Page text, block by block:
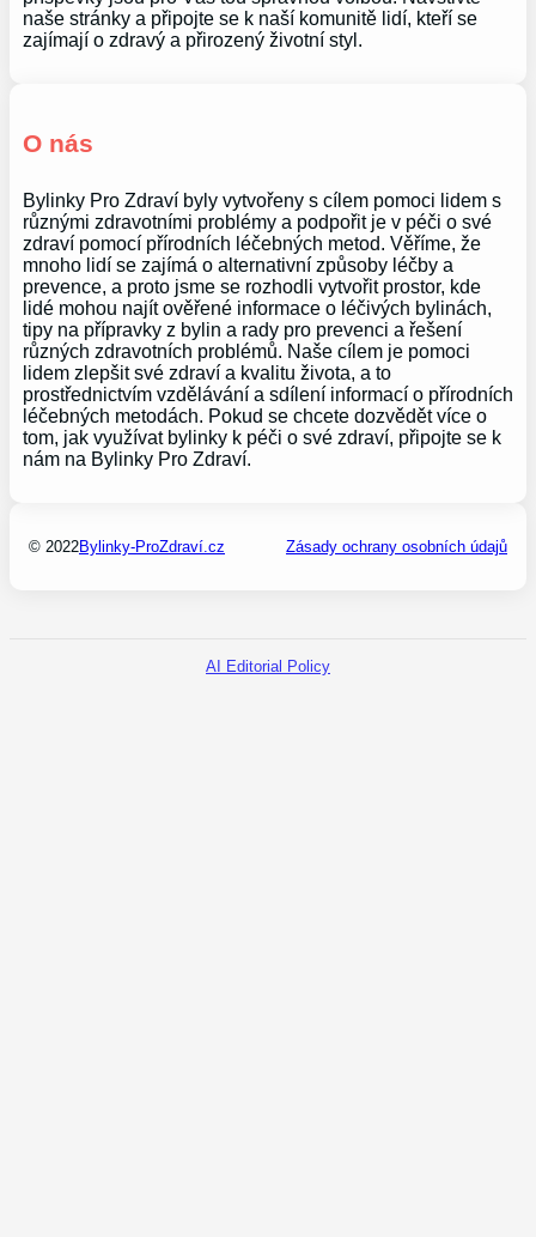
naše stránky a připojte se k naší komunitě lidí, kteří se
zajímají o zdravý a přirozený životní styl.
O nás
Bylinky Pro Zdraví byly vytvořeny s cílem pomoci lidem s
různými zdravotními problémy a podpořit je v péči o své
zdraví pomocí přírodních léčebných metod. Věříme, že
mnoho lidí se zajímá o alternativní způsoby léčby a
prevence, a proto jsme se rozhodli vytvořit prostor, kde
lidé mohou najít ověřené informace o léčivých bylinách,
tipy na přípravky z bylin a rady pro prevenci a řešení
různých zdravotních problémů. Naše cílem je pomoci
lidem zlepšit své zdraví a kvalitu života, a to
prostřednictvím vzdělávání a sdílení informací o přírodních
léčebných metodách. Pokud se chcete dozvědět více o
tom, jak využívat bylinky k péči o své zdraví, připojte se k
nám na Bylinky Pro Zdraví.
© 2022Bylinky-ProZdraví.cz Zásady ochrany osobních údajů
AI Editorial Policy